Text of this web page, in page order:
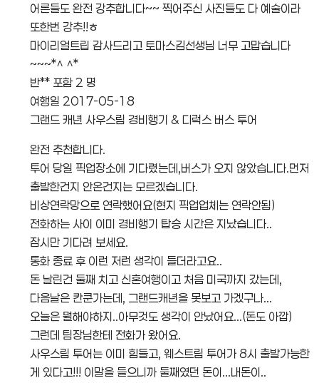
어른들도 완전 강추합니다~~ 찍어주신 사진들도 다 예술이라
또한번 강추!!ㅎ
마이리얼트립 감사드리고 토마스김선생님 너무 고맙습니다
~~~*^ ^*
반** 포함 2 명
여행일 2017-05-18
그랜드 캐년 사우스림 경비행기 & 디럭스 버스 투어
완전 추천합니다.
투어 당일 픽업장소에 기다렸는데,버스가 오지 않았습니다.먼저
출발한건지 안온건지는 모르겠습니다.
비상연락망으로 연락했어요(현지 픽업업체는 연락안됨)
전화하는 사이 이미 경비행기 탑승 시간은 지났습니다..
잠시만 기다려 보세요.
통화 종료 후 이런 저런 생각이 들더라고요..
돈 날린건 둘째 치고 신혼여행이고 처음 미국까지 갔는데,
다음날은 칸쿤가는데, 그랜드캐년을 못보고 가겠구나...
오늘은 뭘해야하지..아무것도 생각이 안났어요...(돈도 아깝)
그런데 팀장님한테 전화가 왔어요.
사우스림 투어는 이미 힘들고, 웨스트림 투어가 8시 출발가능한
게 있다고!!! 이말을 들으니까 둘째였던 돈이...내돈이..